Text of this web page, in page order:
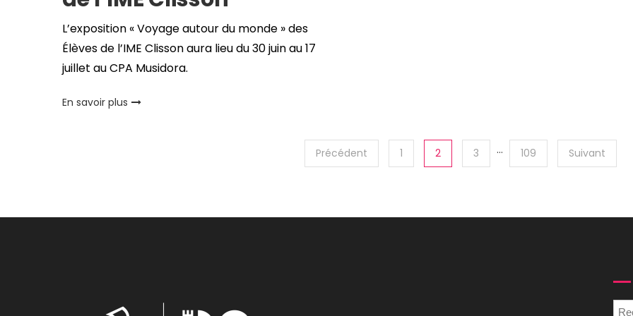
L’exposition « Voyage autour du monde » des
Élèves de l’IME Clisson aura lieu du 30 juin au 17
juillet au CPA Musidora.
En savoir plus
Précédent 1 2 3 … 109 Suivant